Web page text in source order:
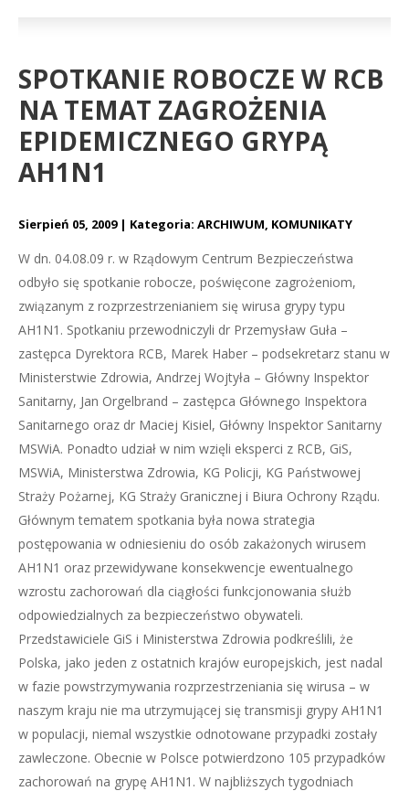
SPOTKANIE ROBOCZE W RCB
NA TEMAT ZAGROŻENIA
EPIDEMICZNEGO GRYPĄ
AH1N1
Sierpień 05, 2009 Kategoria: ARCHIWUM, KOMUNIKATY
W dn. 04.08.09 r. w Rządowym Centrum Bezpieczeństwa
odbyło się spotkanie robocze, poświęcone zagrożeniom,
związanym z rozprzestrzenianiem się wirusa grypy typu
AH1N1. Spotkaniu przewodniczyli dr Przemysław Guła –
zastępca Dyrektora RCB, Marek Haber – podsekretarz stanu w
Ministerstwie Zdrowia, Andrzej Wojtyła – Główny Inspektor
Sanitarny, Jan Orgelbrand – zastępca Głównego Inspektora
Sanitarnego oraz dr Maciej Kisiel, Główny Inspektor Sanitarny
MSWiA. Ponadto udział w nim wzięli eksperci z RCB, GiS,
MSWiA, Ministerstwa Zdrowia, KG Policji, KG Państwowej
Straży Pożarnej, KG Straży Granicznej i Biura Ochrony Rządu.
Głównym tematem spotkania była nowa strategia
postępowania w odniesieniu do osób zakażonych wirusem
AH1N1 oraz przewidywane konsekwencje ewentualnego
wzrostu zachorowań dla ciągłości funkcjonowania służb
odpowiedzialnych za bezpieczeństwo obywateli.
Przedstawiciele GiS i Ministerstwa Zdrowia podkreślili, że
Polska, jako jeden z ostatnich krajów europejskich, jest nadal
w fazie powstrzymywania rozprzestrzeniania się wirusa – w
naszym kraju nie ma utrzymującej się transmisji grypy AH1N1
w populacji, niemal wszystkie odnotowane przypadki zostały
zawleczone. Obecnie w Polsce potwierdzono 105 przypadków
zachorowań na grypę AH1N1. W najbliższych tygodniach